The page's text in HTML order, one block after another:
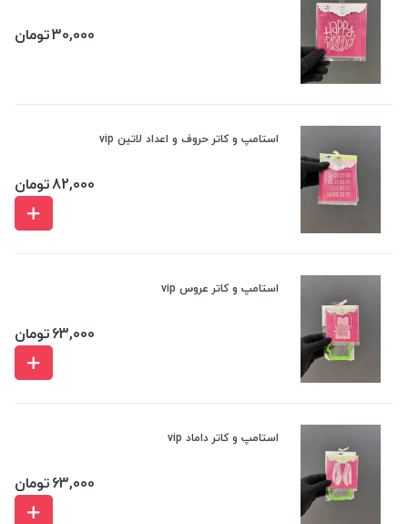
30,000تومان
استامپ و کاتر حروف و اعداد لاتین vip
82,000تومان
استامپ و کاتر عروس vip
63,000تومان
استامپ و کاتر داماد vip
63,000تومان